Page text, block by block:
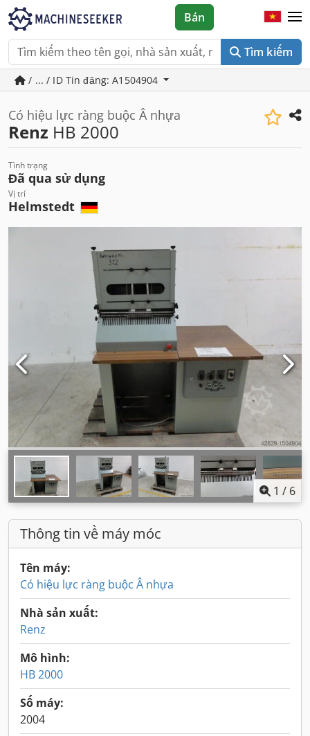
Tìm kiếm
Bán
/ ... / ID Tin đăng: A1504904
Có hiệu lực ràng buộc Â nhựa
Renz HB 2000
Tình trạng
Đã qua sử dụng
Vị trí
Helmstedt
1 / 6
Thông tin về máy móc
Tên máy:
Có hiệu lực ràng buộc Â nhựa
Nhà sản xuất:
Renz
Mô hình:
HB 2000
Số máy:
2004